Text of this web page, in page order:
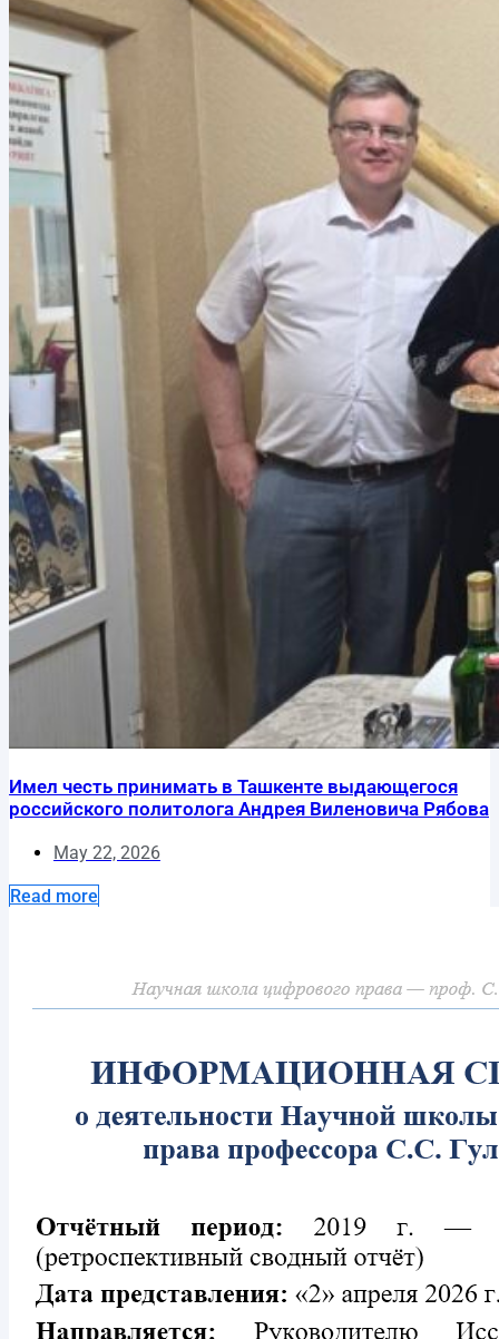
Имел честь принимать в Ташкенте выдающегося
российского политолога Андрея Виленовича Рябова
May 22, 2026
Read more